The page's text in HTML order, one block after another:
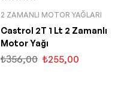
2 ZAMANLI MOTOR YAĞLARI
Castrol 2T 1 Lt 2 Zamanlı
Motor Yağı
₺356,00 ₺255,00